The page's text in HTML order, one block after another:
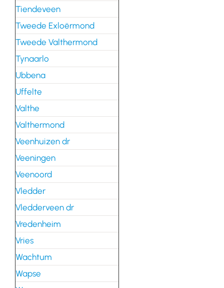
Tiendeveen
Tweede Exloërmond
Tweede Valthermond
Tynaarlo
Ubbena
Uffelte
Valthe
Valthermond
Veenhuizen dr
Veeningen
Veenoord
Vledder
Vledderveen dr
Vredenheim
Vries
Wachtum
Wapse